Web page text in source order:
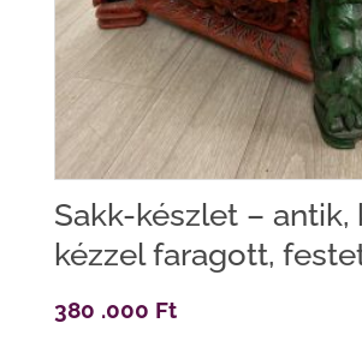
Sakk-készlet – antik,
kézzel faragott,
380 .000 Ft